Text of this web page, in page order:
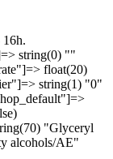
16h.
string(0) ""
float(20)
string(1) "0"
"Glyceryl
alcohols/AE"